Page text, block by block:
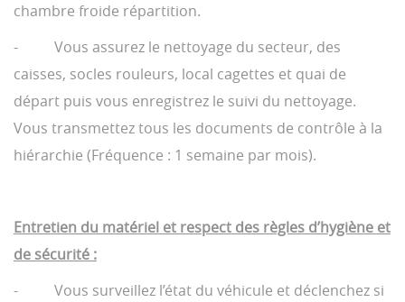
chambre froide répartition.
- Vous assurez le nettoyage du secteur, des
caisses, socles rouleurs, local cagettes et quai de
départ puis vous enregistrez le suivi du nettoyage.
Vous transmettez tous les documents de contrôle à la
hiérarchie (Fréquence : 1 semaine par mois).
Entretien du matériel et respect des règles d’hygiène et
de sécurité :
- Vous surveillez l’état du véhicule et déclenchez si